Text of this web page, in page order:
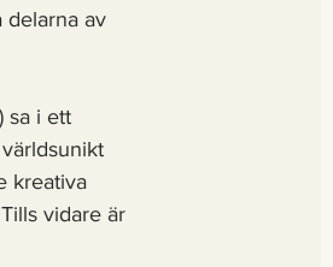
delarna av
sa i ett
kreativa
vidare är